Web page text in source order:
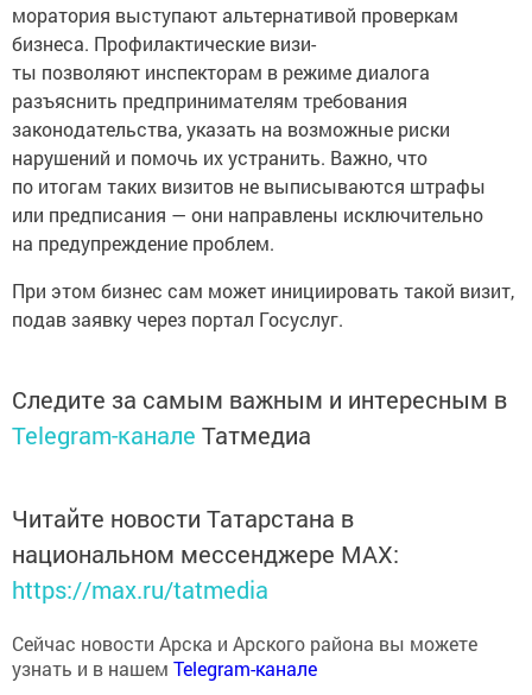
моратория выступают альтернативой проверкам
бизнеса. Профилактические визи-
ты позволяют инспекторам в режиме диалога
разъяснить предпринимателям требования
законодательства, указать на возможные риски
нарушений и помочь их устранить. Важно, что
по итогам таких визитов не выписываются штрафы
или предписания — они направлены исключительно
на предупреждение проблем.
При этом бизнес сам может инициировать такой визит,
подав заявку через портал Госуслуг.
Следите за самым важным и интересным в
Telegram-канале Татмедиа
Читайте новости Татарстана в
национальном мессенджере MАХ:
https://max.ru/tatmedia
Сейчас новости Арска и Арского района вы можете
узнать и в нашем Telegram-канале